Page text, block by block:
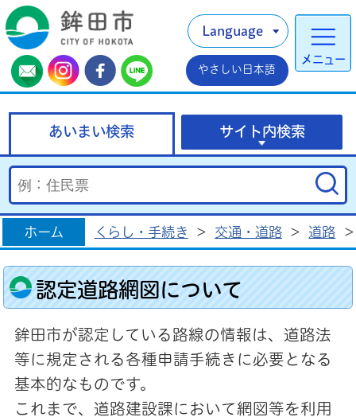
メニュー
Language
やさしい日本語
あいまい検索 サイト内検索
ホーム くらし・手続き > 交通・道路 > 道路 >
認定道路網図について
鉾田市が認定している路線の情報は、道路法
等に規定される各種申請手続きに必要となる
基本的なものです。
これまで、道路建設課において網図等を利用